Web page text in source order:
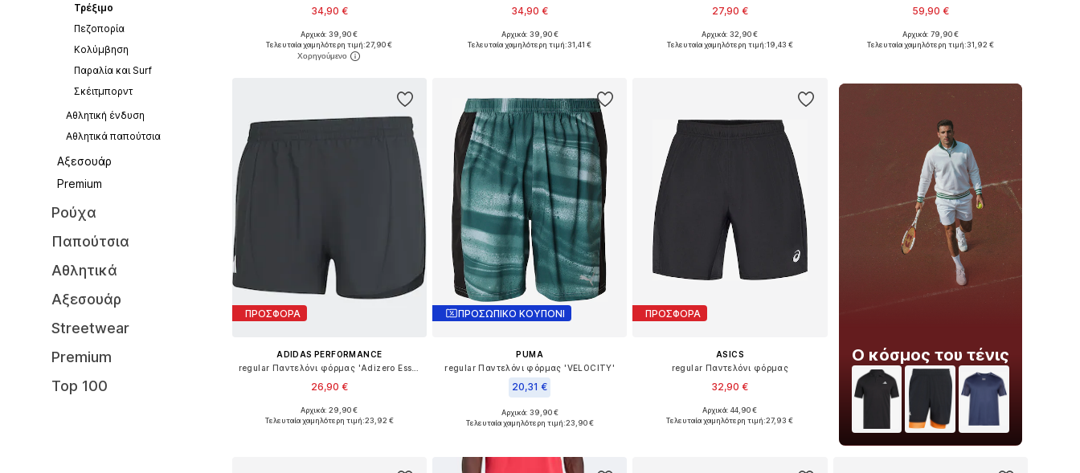
Τρέξιμο
Πεζοπορία
Κολύμβηση
Παραλία και Surf
Σκέιτμπορντ
Αθλητική ένδυση
Αθλητικά παπούτσια
Αξεσουάρ
Premium
Ρούχα
Παπούτσια
Αθλητικά
Αξεσουάρ
Streetwear
Premium
Top 100
34,90 €
Προσθήκη στο καλάθι
Αρχικά: 39,90 €
Τελευταία χαμηλότερη τιμή:27,90 €
34,90 €
+4
Διαθέσιμα μεγέθη: S, M, L, XL, XXL
Αρχικά: 39,90 €
Τελευταία χαμηλότερη τιμή:31,41 €
27,90 €
Διαθέσιμα μεγέθη: S, M, L, XXL
Αρχικά: 32,90 €
Τελευταία χαμηλότερη τιμή:19,43 €
59,90 €
Διαθέσιμα μεγέθη: S, M, L, XL
Αρχικά: 79,90 €
Τελευταία χαμηλότερη τιμή:31,92 €
ΠΡΟΣΦΟΡΑ
ADIDAS PERFORMANCE
26,90 €
Διαθέσιμα μεγέθη: XS, S, M, L, XL, XXL
Αρχικά: 29,90 €
Τελευταία χαμηλότερη τιμή:23,92 €
ΠΡΟΣΩΠΙΚΟ ΚΟΥΠΟΝΙ
PUMA
regular Παντελόνι φόρμας 'VELOCITY'
20,31 €
Διαθέσιμα μεγέθη: M, L, XL
Αρχικά: 39,90 €
Τελευταία χαμηλότερη τιμή:23,90 €
ΠΡΟΣΦΟΡΑ
ASICS
regular Παντελόνι φόρμας
32,90 €
Διαθέσιμα μεγέθη: S, M, L, XL, XXL
Αρχικά: 44,90 €
Τελευταία χαμηλότερη τιμή:27,93 €
Ο κόσμος του τένις